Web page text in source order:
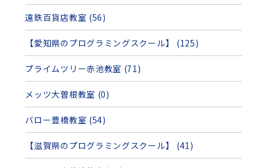
遠鉄百貨店教室 (56)
【愛知県のプログラミングスクール】 (125)
プライムツリー赤池教室 (71)
メッツ大曽根教室 (0)
バロー豊橋教室 (54)
【滋賀県のプログラミングスクール】 (41)